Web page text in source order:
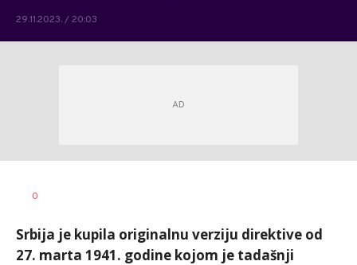
29.11.2023. / 20:03
AUTOR
0
Srbija je kupila originalnu verziju direktive od
27. marta 1941. godine kojom je tadašnji